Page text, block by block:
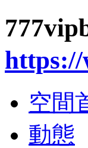
https://
空間
動態